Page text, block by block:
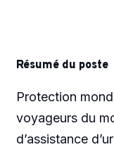
Résumé du poste
Protection
voyageurs du
d’assistance